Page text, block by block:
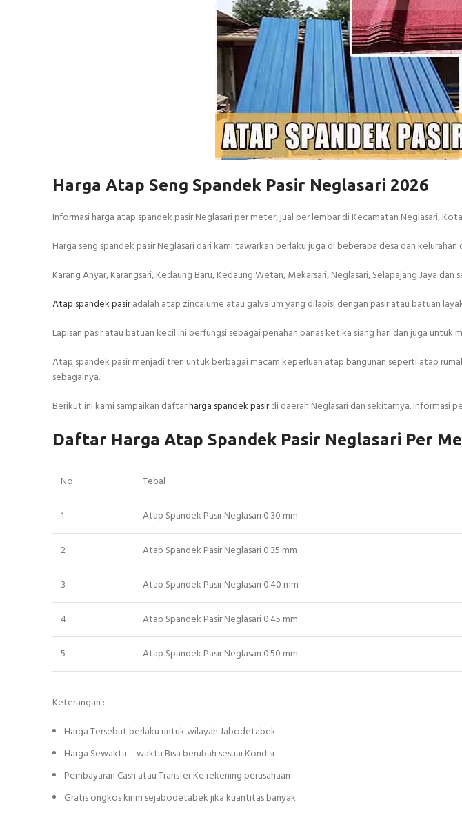
Harga Atap Seng Spandek Pasir Neglasari 2026
Informasi harga atap spandek pasir Neglasari per meter, jual per lembar di Kecamatan Neglasari,
Harga seng spandek pasir Neglasari dari kami tawarkan berlaku juga di beberapa desa dan kelurahan
Karang Anyar, Karangsari, Kedaung Baru, Kedaung Wetan, Mekarsari, Neglasari, Selapajang Jaya dan
Atap spandek pasiradalah atap zincalume atau galvalum yang dilapisi dengan pasir atau batuan
Lapisan pasir atau batuan kecil ini berfungsi sebagai penahan panas ketika siang hari dan juga untuk
Atap spandek pasir menjadi tren untuk berbagai macam keperluan atap bangunan seperti atap
sebagainya.
Berikut ini kami sampaikan daftarharga spandek pasirdi daerah Neglasari dan sekitarnya. Informasi
Daftar Harga Atap Spandek Pasir Neglasari Per
No Tebal
1 Atap Spandek Pasir Neglasari 0.30 mm
2 Atap Spandek Pasir Neglasari 0.35 mm
3 Atap Spandek Pasir Neglasari 0.40 mm
4 Atap Spandek Pasir Neglasari 0.45 mm
5 Atap Spandek Pasir Neglasari 0.50 mm
Keterangan :
Harga Tersebut berlaku untuk wilayah Jabodetabek
Harga Sewaktu – waktu Bisa berubah sesuai Kondisi
Pembayaran Cash atau Transfer Ke rekening perusahaan
Gratis ongkos kirim sejabodetabek jika kuantitas banyak